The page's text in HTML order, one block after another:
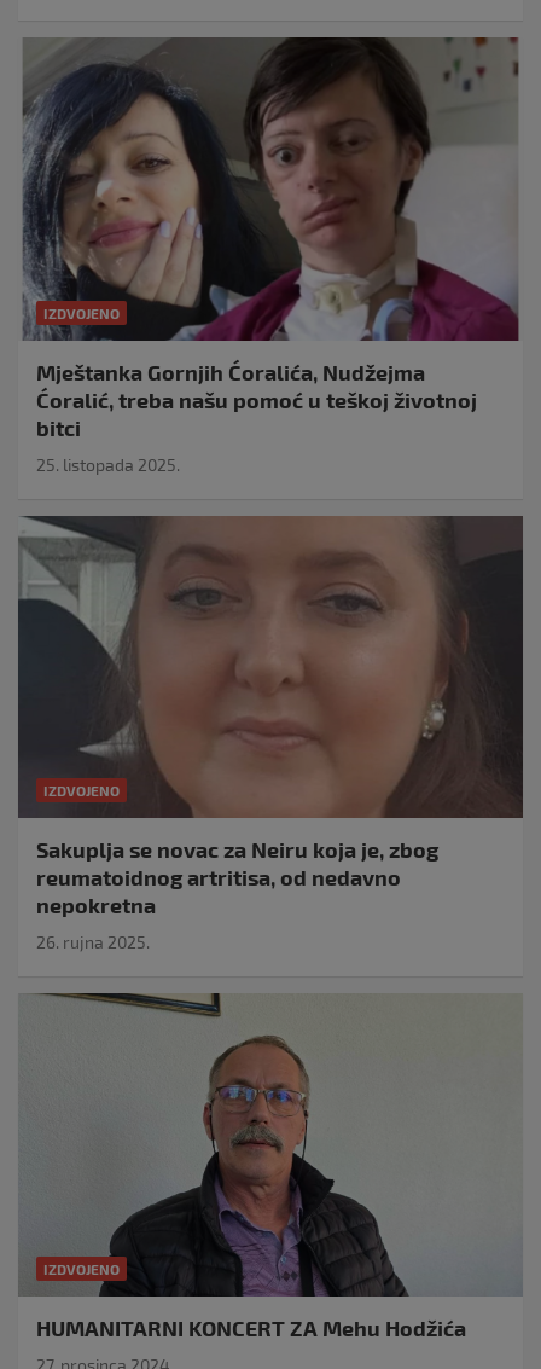
IZDVOJENO
Mještanka Gornjih Ćoralića, Nudžejma
Ćoralić, treba našu pomoć u teškoj životnoj
bitci
25. listopada 2025.
IZDVOJENO
Sakuplja se novac za Neiru koja je, zbog
reumatoidnog artritisa, od nedavno
nepokretna
26. rujna 2025.
IZDVOJENO
HUMANITARNI KONCERT ZA Mehu Hodžića